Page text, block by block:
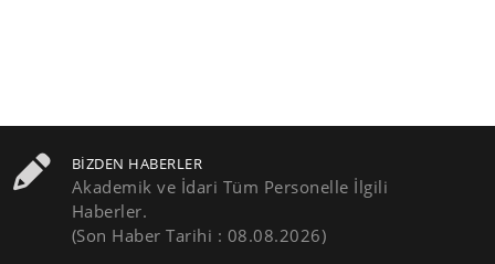
BIZDEN HABERLER
Akademik ve İdari Tüm Personelle İlgili
Haberler.
(Son Haber Tarihi : 08.08.2026)